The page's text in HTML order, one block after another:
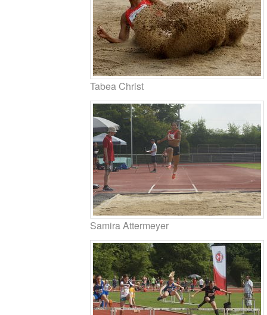
Tabea Christ
Samira Attermeyer